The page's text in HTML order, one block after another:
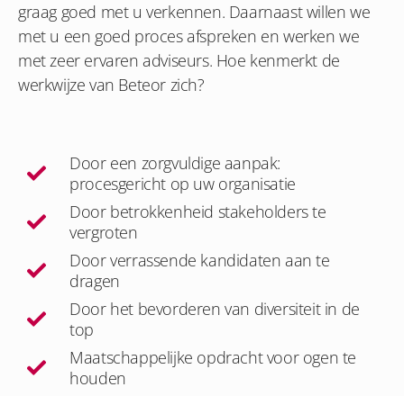
graag goed met u verkennen. Daarnaast willen we
met u een goed proces afspreken en werken we
met zeer ervaren adviseurs. Hoe kenmerkt de
werkwijze van Beteor zich?
Door een zorgvuldige aanpak:
procesgericht op uw organisatie
Door betrokkenheid stakeholders te
vergroten
Door verrassende kandidaten aan te
dragen
Door het bevorderen van diversiteit in de
top
Maatschappelijke opdracht voor ogen te
houden